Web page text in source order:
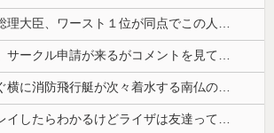
日本をダメにした総理大臣、ワースト１位が同点でこの人ｗｗｗｗｗｗ
【ウマ娘】スレ民、サークル申請が来るがコメントを見て思わず拒否してしまう
泳いでいる人のすぐ横に消防飛行艇が次々着水する南仏の湖「肝心の場面で毎回カメラが逃げる」【海外の反応】
オタク「実際にプレイしたらわかるけどライザは友達って感じで性的な目では見れないｗ」←これｗ